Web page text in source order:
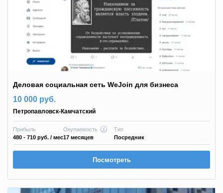
Деловая социальная сеть WeJoin для бизнеса
10 000 руб.
Петропавловск-Камчатский
Прибыль
480 - 710 руб. / мес
Окупаемость
17 месяцев
Тип
Посредник
Посмотреть